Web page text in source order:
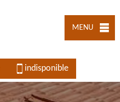
MENU
indisponible